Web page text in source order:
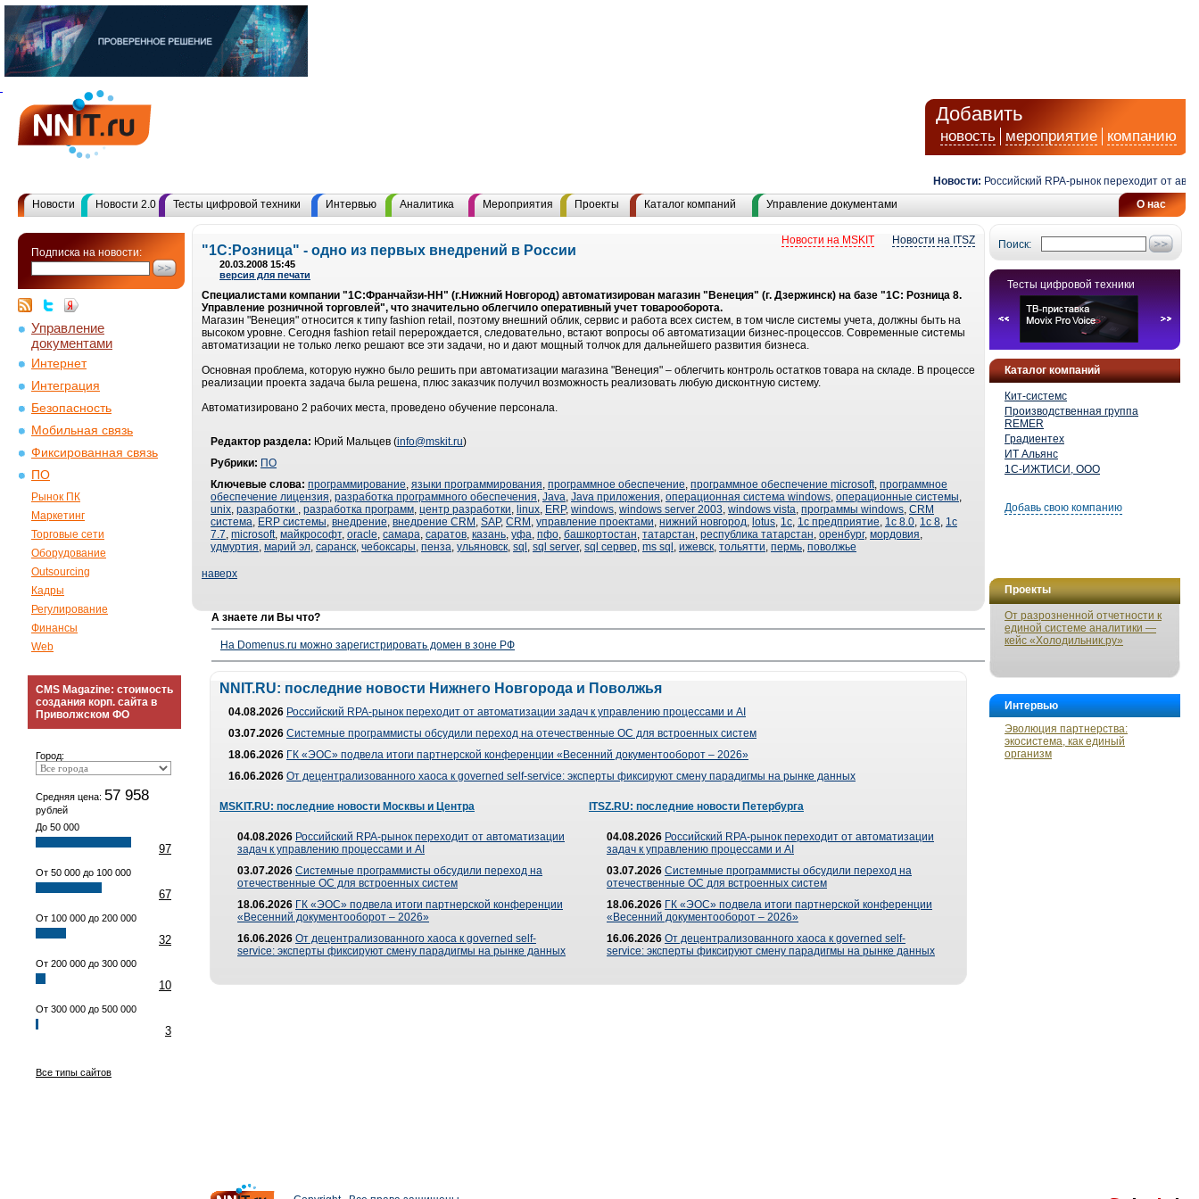
Добавить
новость мероприятие компанию
Новости: Российский RPA-рынок переходит от
О нас
Новости Новости 2.0 Тесты цифровой техники Интервью Аналитика Мероприятия Проекты Каталог компаний Управление документами
Подписка на новости:
Управление
документами
Интернет
Интеграция
Безопасность
Мобильная связь
Фиксированная связь
ПО
Рынок ПК
Маркетинг
Торговые сети
Оборудование
Outsourcing
Кадры
Регулирование
Финансы
Web
CMS Magazine: стоимость
создания корп. сайта в
Приволжском ФО
Город:
Средняя цена: 57 958
рублей
До 50 000
97
От 50 000 до 100 000
67
От 100 000 до 200 000
32
От 200 000 до 300 000
10
От 300 000 до 500 000
3
Все типы сайтов
Поиск:
Тесты цифровой техники
Каталог компаний
Кит-системс
Производственная группа
REMER
Градиентех
ИТ Альянс
1С-ИЖТИСИ, ООО
Добавь свою компанию
Проекты
От разрозненной отчетности к
единой системе аналитики —
кейс «Холодильник.ру»
Интервью
Эволюция партнерства:
экосистема, как единый
организм
Новости на ITSZ
Новости на MSKIT
"1С:Розница" - одно из первых внедрений в России
20.03.2008 15:45
версия для печати
Специалистами компании "1С:Франчайзи-НН" (г.Нижний Новгород) автоматизирован магазин "Венеция" (г. Дзержинск) на базе "1С: Розница 8.
Управление розничной торговлей", что значительно облегчило оперативный учет товарооборота.
Магазин "Венеция" относится к типу fashion retail, поэтому внешний облик, сервис и работа всех систем, в том числе системы учета, должны быть на
высоком уровне. Сегодня fashion retail перерождается, следовательно, встают вопросы об автоматизации бизнес-процессов. Современные системы
автоматизации не только легко решают все эти задачи, но и дают мощный толчок для дальнейшего развития бизнеса.
Основная проблема, которую нужно было решить при автоматизации магазина "Венеция" – облегчить контроль остатков товара на складе. В процессе
реализации проекта задача была решена, плюс заказчик получил возможность реализовать любую дисконтную систему.
Автоматизировано 2 рабочих места, проведено обучение персонала.
Редактор раздела: Юрий Мальцев (info@mskit.ru)
Рубрики: ПО
Ключевые слова: программирование, языки программирования, программное обеспечение, программное обеспечение microsoft, программное
обеспечение лицензия, разработка программного обеспечения, Java, Java приложения, операционная система windows, операционные системы,
unix, разработки , разработка программ, центр разработки, linux, ERP, windows, windows server 2003, windows vista, программы windows, CRM
система, ERP системы, внедрение, внедрение CRM , SAP, CRM , управление проектами, нижний новгород, lotus, 1с, 1с предприятие, 1с 8.0, 1с 8, 1с
7.7, microsoft, майкрософт, oracle, самара, саратов, казань, уфа, пфо, башкортостан, татарстан, республика татарстан, оренбург, мордовия,
удмуртия, марий эл, саранск, чебоксары, пенза, ульяновск, sql , sql server, sql сервер, ms sql , ижевск, тольятти, пермь, поволжье
наверх
А знаете ли Вы что?
На Domenus.ru можно зарегистрировать домен в зоне РФ
NNIT.RU: последние новости Нижнего Новгорода и Поволжья
04.08.2026 Российский RPA-рынок переходит от автоматизации задач к управлению процессами и AI
03.07.2026 Системные программисты обсудили переход на отечественные ОС для встроенных систем
18.06.2026 ГК «ЭОС» подвела итоги партнерской конференции «Весенний документооборот – 2026»
16.06.2026 От децентрализованного хаоса к governed self-service: эксперты фиксируют смену парадигмы на рынке данных
MSKIT.RU: последние новости Москвы и Центра
04.08.2026 Российский RPA-рынок переходит от автоматизации
задач к управлению процессами и AI
03.07.2026 Системные программисты обсудили переход на
отечественные ОС для встроенных систем
18.06.2026 ГК «ЭОС» подвела итоги партнерской конференции
«Весенний документооборот – 2026»
16.06.2026 От децентрализованного хаоса к governed self-
service: эксперты фиксируют смену парадигмы на рынке данных
ITSZ.RU: последние новости Петербурга
04.08.2026 Российский RPA-рынок переходит от автоматизации
задач к управлению процессами и AI
03.07.2026 Системные программисты обсудили переход на
отечественные ОС для встроенных систем
18.06.2026 ГК «ЭОС» подвела итоги партнерской конференции
«Весенний документооборот – 2026»
16.06.2026 От децентрализованного хаоса к governed self-
service: эксперты фиксируют смену парадигмы на рынке данных